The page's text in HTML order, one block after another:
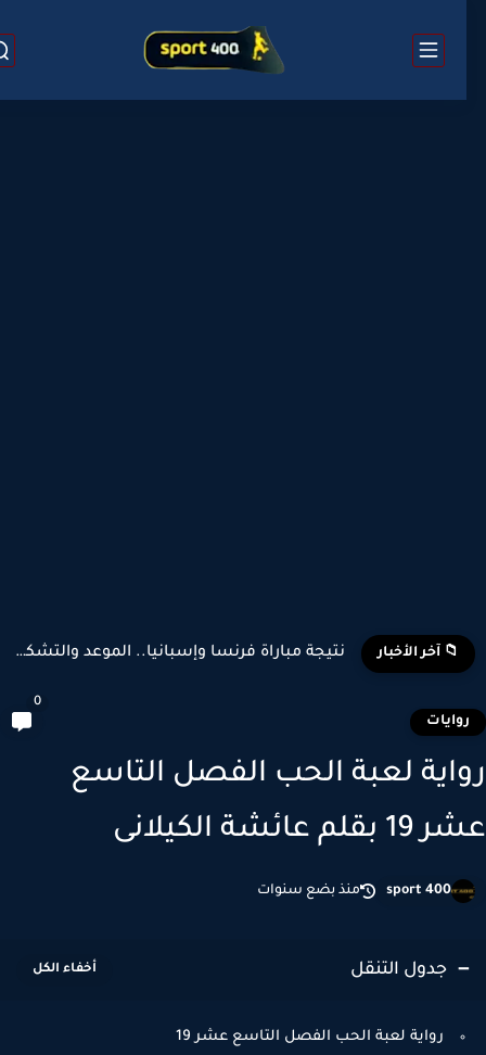
📁 آخر الأخبار نتيجة مباراة فرنسا وإسبانيا.. الموعد والتشكيل المتوقع وأبرز اللاعبين...
لعبة الحب الفصل التاسع
عائشة الكيلانى
sport 400 منذ بضع سنوات
جدول التنقل
رواية لعبة الحب الفصل التاسع عشر 19